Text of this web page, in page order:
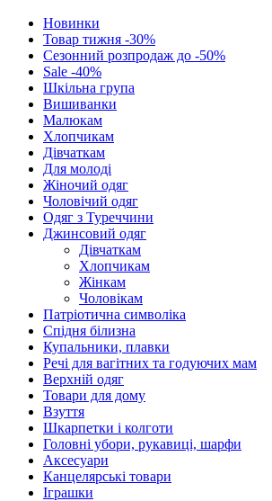
Новинки
Товар тижня -30%
Сезонний розпродаж до -50%
Sale -40%
Шкільна група
Вишиванки
Малюкам
Хлопчикам
Дівчаткам
Для молоді
Жіночий одяг
Чоловічий одяг
Одяг з Туреччини
Джинсовий одяг
Дівчаткам
Хлопчикам
Жінкам
Чоловікам
Патріотична символіка
Спідня білизна
Купальники, плавки
Речі для вагітних та годуючих мам
Верхній одяг
Товари для дому
Взуття
Шкарпетки і колготи
Головні убори, рукавиці, шарфи
Аксесуари
Канцелярські товари
Іграшки